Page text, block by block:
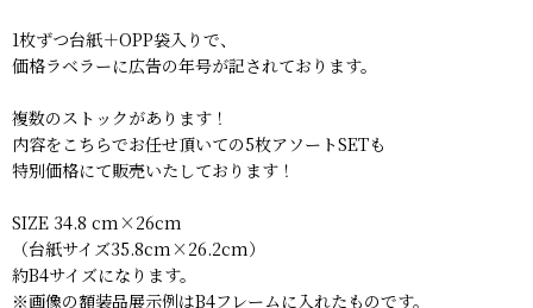
1枚ずつ台紙＋OPP袋入りで、
価格ラベラーに広告の年号が記されております。
複数のストックがあります！
内容をこちらでお任せ頂いての5枚アソートSETも
特別価格にて販売いたしております！
SIZE 34.8 cm×26cm
（台紙サイズ35.8cm×26.2cm）
約B4サイズになります。
※画像の額装品展示例はB4フレームに入れたものです。